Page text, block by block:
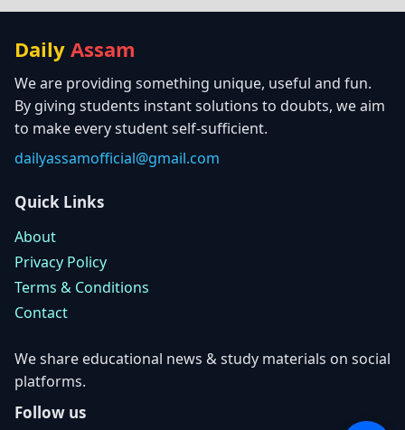
Daily Assam
We are providing something unique, useful and fun.
By giving students instant solutions to doubts, we aim
to make every student self-sufficient.
dailyassamofficial@gmail.com
Quick Links
About
Privacy Policy
Terms & Conditions
Contact
We share educational news & study materials on social
platforms.
Follow us